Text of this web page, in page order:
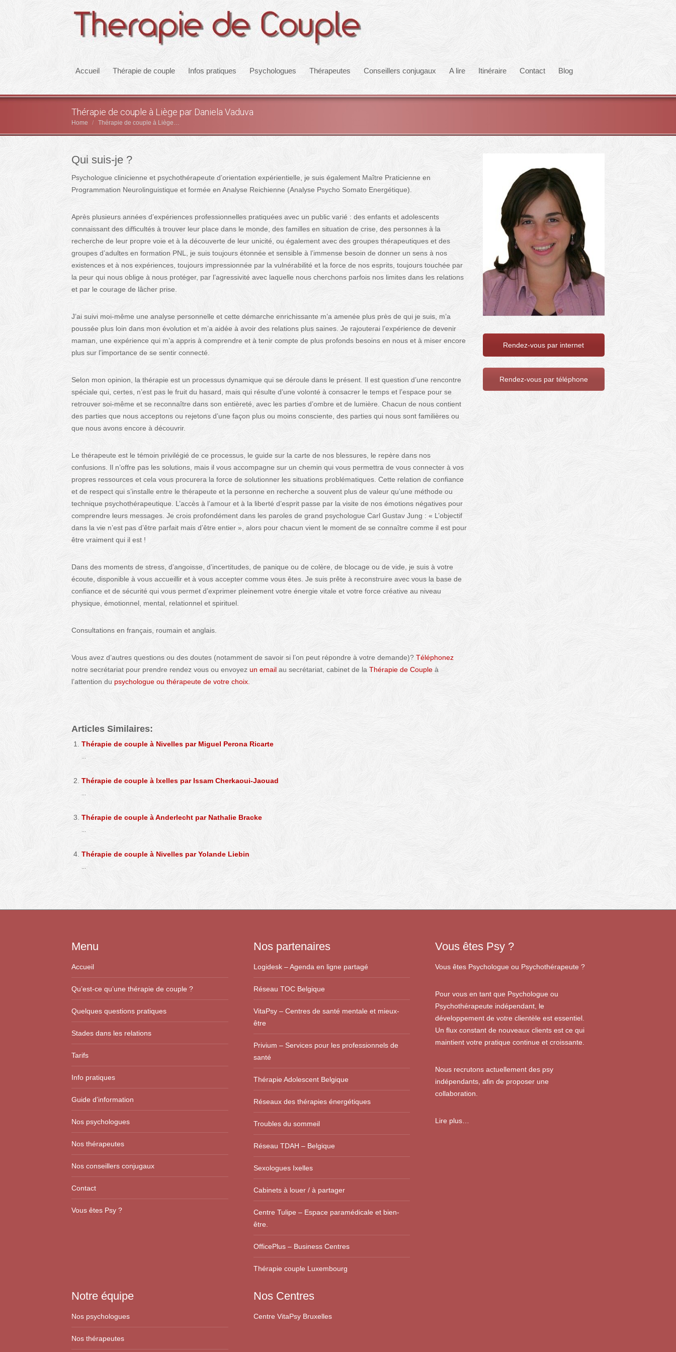
Accueil Thérapie de couple Infos pratiques Psychologues Thérapeutes Conseillers conjugaux A lire Itinéraire Contact Blog
Thérapie de couple à Liège par Daniela Vaduva
Home Thérapie de couple à Liège…
Qui suis-je ?
Psychologue clinicienne et psychothérapeute d’orientation expérientielle, je suis également Maître Praticienne en
Programmation Neurolinguistique et formée en Analyse Reichienne (Analyse Psycho Somato Energétique).
Après plusieurs années d’expériences professionnelles pratiquées avec un public varié : des enfants et adolescents
connaissant des difficultés à trouver leur place dans le monde, des familles en situation de crise, des personnes à la
recherche de leur propre voie et à la découverte de leur unicité, ou également avec des groupes thérapeutiques et des
groupes d’adultes en formation PNL, je suis toujours étonnée et sensible à l’immense besoin de donner un sens à nos
existences et à nos expériences, toujours impressionnée par la vulnérabilité et la force de nos esprits, toujours touchée par
la peur qui nous oblige à nous protéger, par l’agressivité avec laquelle nous cherchons parfois nos limites dans les relations
et par le courage de lâcher prise.
J’ai suivi moi-même une analyse personnelle et cette démarche enrichissante m’a amenée plus près de qui je suis, m’a
poussée plus loin dans mon évolution et m’a aidée à avoir des relations plus saines. Je rajouterai l’expérience de devenir
maman, une expérience qui m’a appris à comprendre et à tenir compte de plus profonds besoins en nous et à miser encore
plus sur l’importance de se sentir connecté.
Selon mon opinion, la thérapie est un processus dynamique qui se déroule dans le présent. Il est question d’une rencontre
spéciale qui, certes, n’est pas le fruit du hasard, mais qui résulte d’une volonté à consacrer le temps et l’espace pour se
retrouver soi-même et se reconnaître dans son entièreté, avec les parties d’ombre et de lumière. Chacun de nous contient
des parties que nous acceptons ou rejetons d’une façon plus ou moins consciente, des parties qui nous sont familières ou
que nous avons encore à découvrir.
Le thérapeute est le témoin privilégié de ce processus, le guide sur la carte de nos blessures, le repère dans nos
confusions. Il n’offre pas les solutions, mais il vous accompagne sur un chemin qui vous permettra de vous connecter à vos
propres ressources et cela vous procurera la force de solutionner les situations problématiques. Cette relation de confiance
et de respect qui s’installe entre le thérapeute et la personne en recherche a souvent plus de valeur qu’une méthode ou
technique psychothérapeutique. L’accès à l’amour et à la liberté d’esprit passe par la visite de nos émotions négatives pour
comprendre leurs messages. Je crois profondément dans les paroles de grand psychologue Carl Gustav Jung : « L’objectif
dans la vie n’est pas d’être parfait mais d’être entier », alors pour chacun vient le moment de se connaître comme il est pour
être vraiment qui il est !
Dans des moments de stress, d’angoisse, d’incertitudes, de panique ou de colère, de blocage ou de vide, je suis à votre
écoute, disponible à vous accueillir et à vous accepter comme vous êtes. Je suis prête à reconstruire avec vous la base de
confiance et de sécurité qui vous permet d’exprimer pleinement votre énergie vitale et votre force créative au niveau
physique, émotionnel, mental, relationnel et spirituel.
Consultations en français, roumain et anglais.
Vous avez d’autres questions ou des doutes (notamment de savoir si l’on peut répondre à votre demande)? Téléphonez
notre secrétariat pour prendre rendez vous ou envoyez un email au secrétariat, cabinet de la Thérapie de Couple à
l’attention du psychologue ou thérapeute de votre choix.
Rendez-vous par internet
Rendez-vous par téléphone
Articles Similaires:
Thérapie de couple à Nivelles par Miguel Perona Ricarte
Thérapie de couple à Ixelles par Issam Cherkaoui-Jaouad
Thérapie de couple à Anderlecht par Nathalie Bracke
Thérapie de couple à Nivelles par Yolande Liebin
Menu
Accueil
Qu’est-ce qu’une thérapie de couple ?
Quelques questions pratiques
Stades dans les relations
Tarifs
Info pratiques
Guide d’information
Nos psychologues
Nos thérapeutes
Nos conseillers conjugaux
Contact
Vous êtes Psy ?
Nos partenaires
Logidesk – Agenda en ligne partagé
Réseau TOC Belgique
VitaPsy – Centres de santé mentale et mieux-
être
Privium – Services pour les professionnels de
santé
Thérapie Adolescent Belgique
Réseaux des thérapies énergétiques
Troubles du sommeil
Réseau TDAH – Belgique
Sexologues Ixelles
Cabinets à louer / à partager
Centre Tulipe – Espace paramédicale et bien-
être.
OfficePlus – Business Centres
Thérapie couple Luxembourg
Vous êtes Psy ?
Vous êtes Psychologue ou Psychothérapeute ?
Pour vous en tant que Psychologue ou
Psychothérapeute indépendant, le
développement de votre clientèle est essentiel.
Un flux constant de nouveaux clients est ce qui
maintient votre pratique continue et croissante.
Nous recrutons actuellement des psy
indépendants, afin de proposer une
collaboration.
Lire plus…
Notre équipe
Nos psychologues
Nos thérapeutes
Nos Centres
Centre VitaPsy Bruxelles